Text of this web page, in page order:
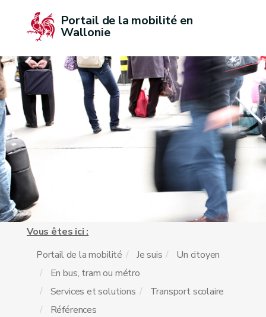
Portail de la mobilité en
Wallonie
Vous êtes ici :
Portail de la mobilité
Je suis
Un citoyen
En bus, tram ou métro
Services et solutions
Transport scolaire
Références